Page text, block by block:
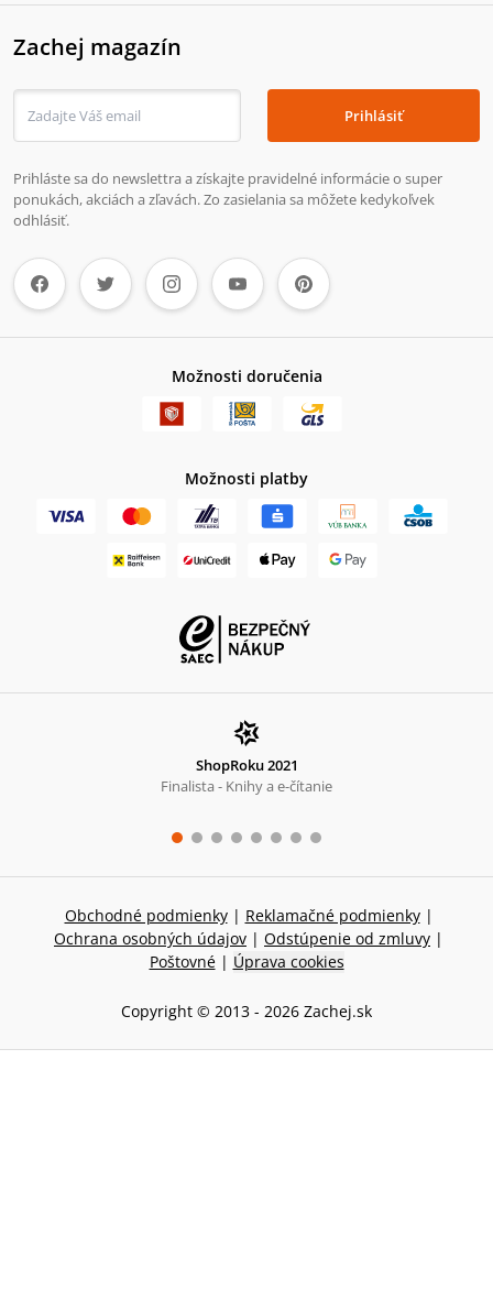
Zachej magazín
Prihlásiť
Prihláste sa do newslettra a získajte pravidelné informácie o super
ponukách, akciách a zľavách. Zo zasielania sa môžete kedykoľvek
odhlásiť.
Možnosti doručenia
Možnosti platby
ShopRoku 2021
Finalista - Knihy a e-čítanie
Obchodné podmienky | Reklamačné podmienky |
Ochrana osobných údajov | Odstúpenie od zmluvy |
Poštovné | Úprava cookies
Copyright © 2013 - 2026 Zachej.sk